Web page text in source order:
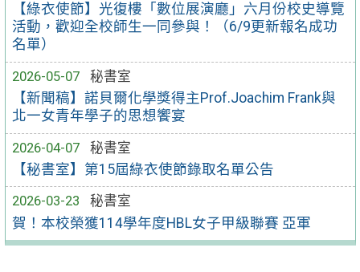
【綠衣使節】光復樓「數位展演廳」六月份校史導覽
活動，歡迎全校師生一同參與！（6/9更新報名成功
名單）
2026-05-07
秘書室
【新聞稿】諾貝爾化學獎得主Prof.Joachim Frank與
北一女青年學子的思想饗宴
2026-04-07
秘書室
【秘書室】第15屆綠衣使節錄取名單公告
2026-03-23
秘書室
賀！本校榮獲114學年度HBL女子甲級聯賽 亞軍